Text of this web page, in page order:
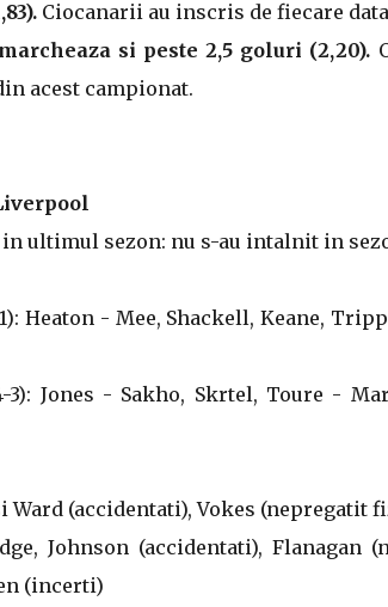
Ciocanarii au inscris de fiecare
si peste 2,5 goluri (2,20).
acest campionat.
ultimul sezon: nu s-au intalnit in
Heaton - Mee, Shackell, Keane,
3): Jones - Sakho, Skrtel, Toure -
Ward (accidentati), Vokes (nepregatit
Johnson (accidentati), Flanagan
(incerti)